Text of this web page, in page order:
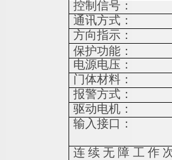
控制信号：
通讯方式：
方向指示：
保护功能：
电源电压：
门体材料：
报警方式：
驱动电机：
输入接口：
连续无障工作